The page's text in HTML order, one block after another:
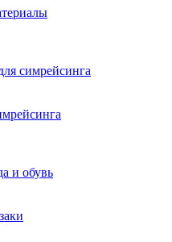
симрейсинга
и обувь